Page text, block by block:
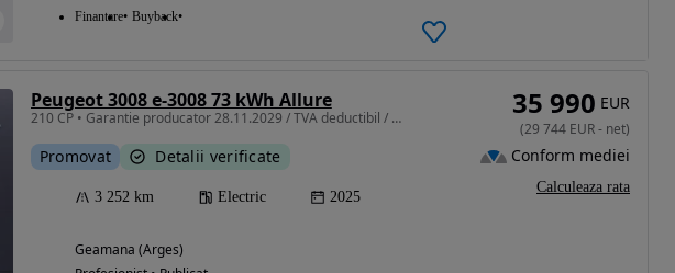
Finantare Buyback
Peugeot 3008 e-3008 73 kWh Allure
210 CP • Garantie producator 28.11.2029 / TVA deductibil / Finantare Leasing
Promovat Detalii verificate
3 252 km Electric 2025
Geamana (Arges)
35 990 EUR
(29 744 EUR- net)
Conform mediei
Calculeaza rata